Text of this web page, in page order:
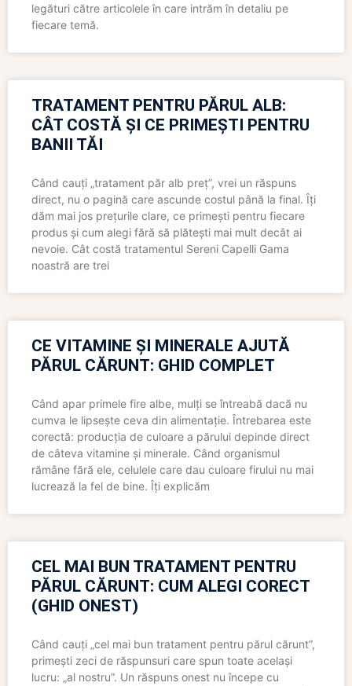
legături către articolele în care intrăm în detaliu pe
fiecare temă.
TRATAMENT PENTRU PĂRUL ALB:
CÂT COSTĂ ȘI CE PRIMEȘTI PENTRU
BANII TĂI
Când cauți „tratament păr alb preț”, vrei un răspuns
direct, nu o pagină care ascunde costul până la final. Îți
dăm mai jos prețurile clare, ce primești pentru fiecare
produs și cum alegi fără să plătești mai mult decât ai
nevoie. Cât costă tratamentul Sereni Capelli Gama
noastră are trei
CE VITAMINE ȘI MINERALE AJUTĂ
PĂRUL CĂRUNT: GHID COMPLET
Când apar primele fire albe, mulți se întreabă dacă nu
cumva le lipsește ceva din alimentație. Întrebarea este
corectă: producția de culoare a părului depinde direct
de câteva vitamine și minerale. Când organismul
rămâne fără ele, celulele care dau culoare firului nu mai
lucrează la fel de bine. Îți explicăm
CEL MAI BUN TRATAMENT PENTRU
PĂRUL CĂRUNT: CUM ALEGI CORECT
(GHID ONEST)
Când cauți „cel mai bun tratament pentru părul cărunt”,
primești zeci de răspunsuri care spun toate același
lucru: „al nostru”. Un răspuns onest nu începe cu